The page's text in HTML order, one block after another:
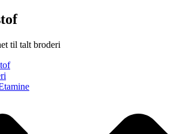
til talt broderi